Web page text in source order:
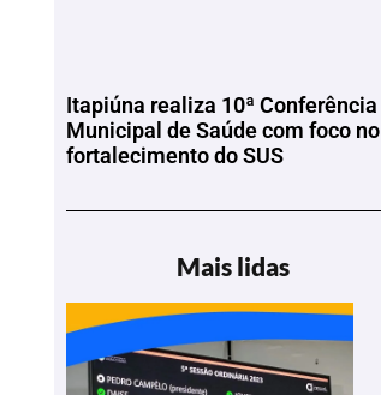
Itapiúna realiza 10ª Conferência
Municipal de Saúde com foco no
fortalecimento do SUS
Mais lidas